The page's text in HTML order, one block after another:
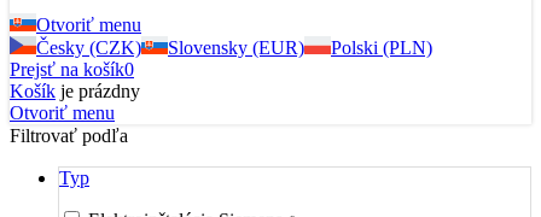
Otvoriť menu
Česky (CZK)
Slovensky (EUR)
Polski (PLN)
Prejsť na košík0
Košík je prázdny
Otvoriť menu
Filtrovať podľa
Typ